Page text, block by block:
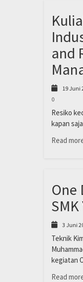
and
19 Juni
0
Resiko
kapan
Read
One
SMK
3 Juni
Teknik
kegiatan
Read